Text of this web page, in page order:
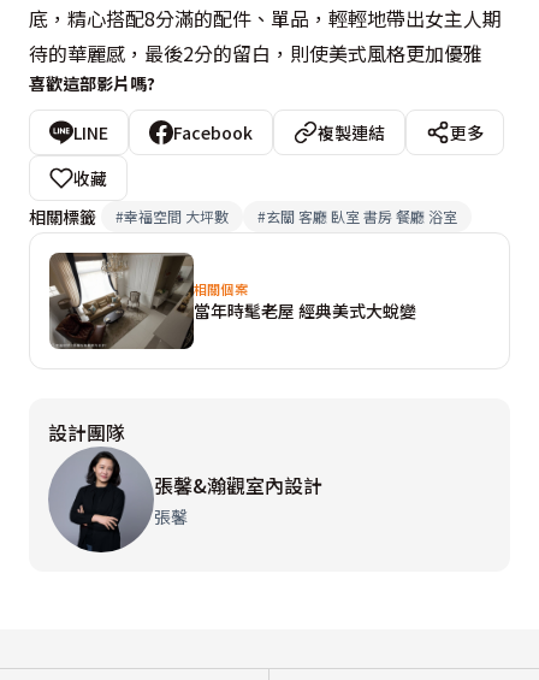
底，精心搭配8分滿的配件、單品，輕輕地帶出女主人期
待的華麗感，最後2分的留白，則使美式風格更加優雅
喜歡這部影片嗎?
LINE Facebook 複製連結
更多
收藏
相關標籤
#幸福空間 大坪數 #玄關 客廳 臥室 書房 餐廳 浴室
相關個案
當年時髦老屋 經典美式大蛻變
設計團隊
張馨&瀚觀室內設計
張馨